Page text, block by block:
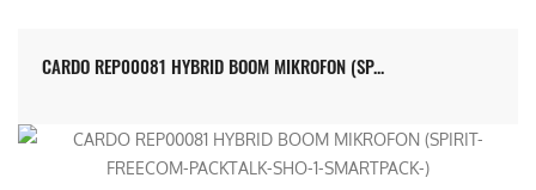
CARDO REP00081 HYBRID BOOM MIKROFON (SP...